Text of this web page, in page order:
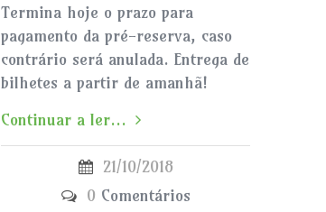
Termina hoje o prazo para
pagamento da pré-reserva, caso
contrário será anulada. Entrega de
bilhetes a partir de amanhã!
Continuar a ler...
21/10/2018
0 Comentários